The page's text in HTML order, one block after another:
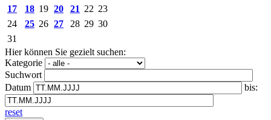
17
18 19 20 21 22 23
24
25 26 27 28 29 30
31
Hier können Sie gezielt suchen:
Kategorie
Suchwort
Datum
bis:
reset